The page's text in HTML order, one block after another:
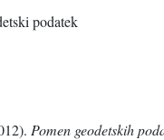
podatek
Pomen geodetskih